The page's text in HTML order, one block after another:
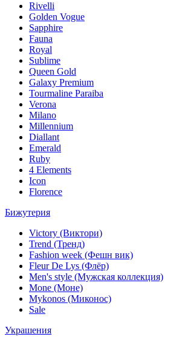
Rivelli
Golden Vogue
Sapphire
Fauna
Royal
Sublime
Queen Gold
Galaxy Premium
Tourmaline Paraiba
Verona
Milano
Millennium
Diallant
Emerald
Ruby
4 Elements
Icon
Florence
Бижутерия
Victory (Виктори)
Trend (Тренд)
Fashion week (Фешн вик)
Fleur De Lys (Флёр)
Men's style (Мужская коллекция)
Mone (Моне)
Mykonos (Миконос)
Sale
Украшения